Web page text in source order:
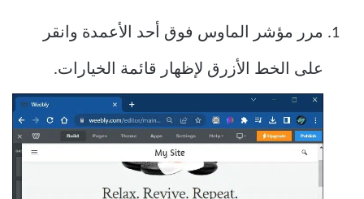
مرر مؤشر الماوس فوق أحد الأعمدة وانقر
على الخط الأزرق لإظهار قائمة الخيارات.